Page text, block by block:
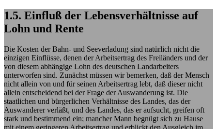
1.5. Einfluß der Lebensverhältnisse auf
Lohn und Rente
Die Kosten der Bahn- und Seeverladung sind natürlich nicht die
einzigen Einflüsse, denen der Arbeitsertrag des Freiländers und der
von diesem abhängige Lohn des deutschen Landarbeiters
unterworfen sind. Zunächst müssen wir bemerken, daß der Mensch
nicht allein von und für seinen Arbeitsertrag lebt, daß dieser nicht
allein entscheidend bei der Frage der Auswanderung ist. Die
staatlichen und bürgerlichen Verhältnisse des Landes, das der
Auswanderer verläßt, und des Landes, das er aufsucht, greifen oft
stark und bestimmend ein; mancher Mann begnügt sich zu Hause
mit einem geringeren Arbeitsertrag und erblickt den Ausgleich im